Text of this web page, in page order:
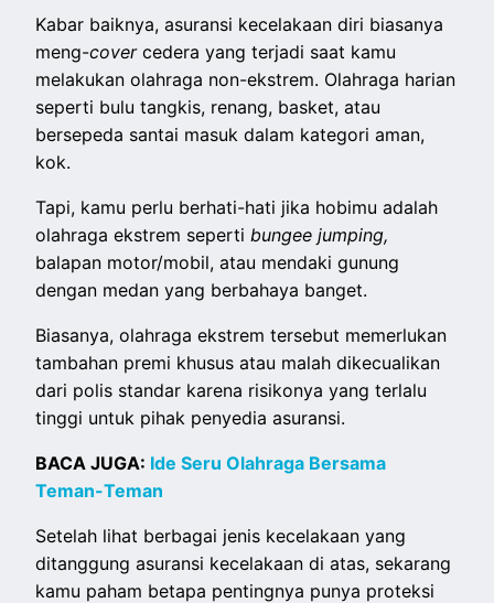
Kabar baiknya, asuransi kecelakaan diri biasanya
meng-covercedera yang terjadi saat kamu
melakukan olahraga non-ekstrem. Olahraga harian
seperti bulu tangkis, renang, basket, atau
bersepeda santai masuk dalam kategori aman,
kok.
Tapi, kamu perlu berhati-hati jika hobimu adalah
olahraga ekstrem seperti bungee jumping,
balapan motor/mobil, atau mendaki gunung
dengan medan yang berbahaya banget.
Biasanya, olahraga ekstrem tersebut memerlukan
tambahan premi khusus atau malah dikecualikan
dari polis standar karena risikonya yang terlalu
tinggi untuk pihak penyedia asuransi.
BACA JUGA: Ide Seru Olahraga Bersama
Teman-Teman
Setelah lihat berbagai jenis kecelakaan yang
ditanggung asuransi kecelakaan di atas, sekarang
kamu paham betapa pentingnya punya proteksi